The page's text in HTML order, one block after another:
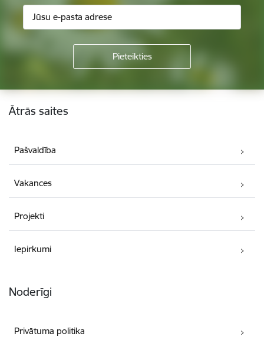
Kājene
Ātrās saites
Pašvaldība
Vakances
Projekti
Iepirkumi
Noderīgi
Privātuma politika